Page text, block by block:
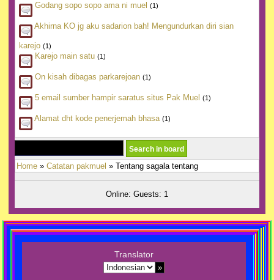
Godang sopo sopo ama ni muel (1)
Akhirna KO jg aku sadarion bah! Mengundurkan diri sian
karejo (1)
Karejo main satu (1)
On kisah dibagas parkarejoan (1)
5 email sumber hampir saratus situs Pak Muel (1)
Alamat dht kode penerjemah bhasa (1)
Home » Catatan pakmuel » Tentang sagala tentang
Online: Guests: 1
Translator